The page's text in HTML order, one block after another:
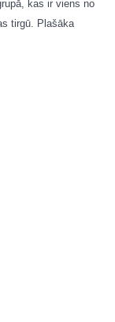
kas ir viens no
tirgū. Plašāka